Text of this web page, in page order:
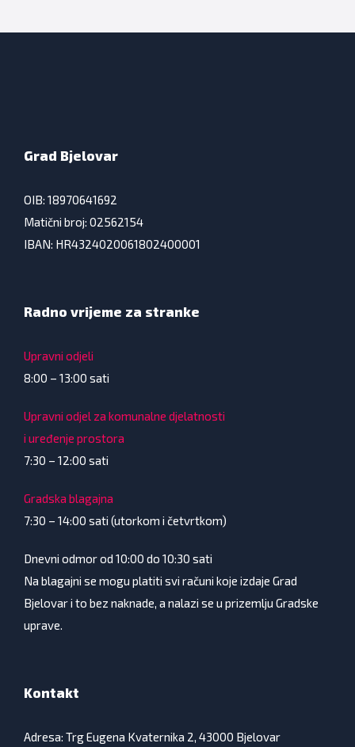
Grad Bjelovar
OIB: 18970641692
Matični broj: 02562154
IBAN: HR4324020061802400001
Radno vrijeme za stranke
Upravni odjeli
8:00 – 13:00 sati
Upravni odjel za komunalne djelatnosti
i uređenje prostora
7:30 – 12:00 sati
Gradska blagajna
7:30 – 14:00 sati (utorkom i četvrtkom)
Dnevni odmor od 10:00 do 10:30 sati
Na blagajni se mogu platiti svi računi koje izdaje Grad
Bjelovar i to bez naknade, a nalazi se u prizemlju Gradske
uprave.
Kontakt
Adresa: Trg Eugena Kvaternika 2, 43000 Bjelovar